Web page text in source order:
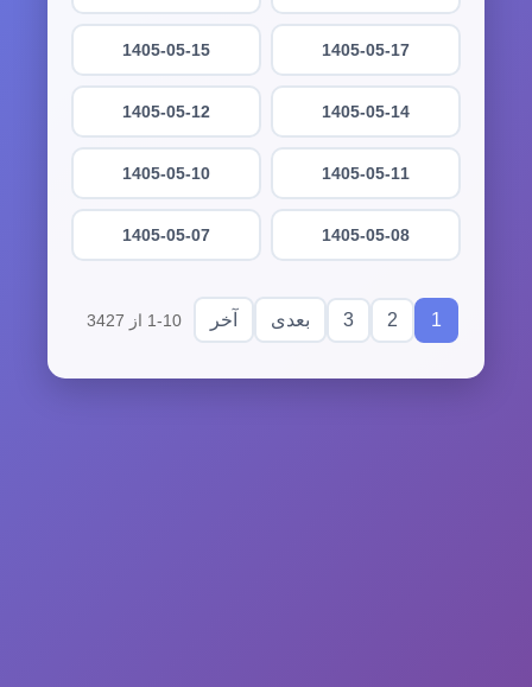
1405-05-17
1405-05-15
1405-05-14
1405-05-12
1405-05-11
1405-05-10
1405-05-08
1405-05-07
1
2
3 بعدی آخر 1-10 از 3427